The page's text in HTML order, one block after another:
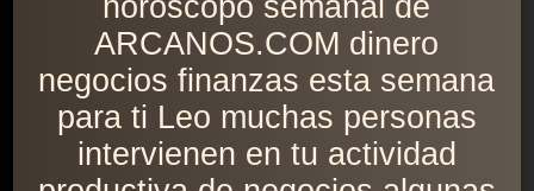
horóscopo semanal de
ARCANOS.COM dinero
negocios finanzas esta semana
para ti Leo muchas personas
intervienen en tu actividad